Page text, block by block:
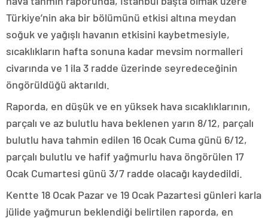
Türkiye’nin aka bir bölümünü etkisi altına meydan
soğuk ve yağışlı havanın etkisini kaybetmesiyle,
sıcaklıkların hafta sonuna kadar mevsim normalleri
civarında ve 1 ila 3 radde üzerinde seyredeceğinin
öngörüldüğü aktarıldı.
Raporda, en düşük ve en yüksek hava sıcaklıklarının,
parçalı ve az bulutlu hava beklenen yarın 8/12, parçalı
bulutlu hava tahmin edilen 16 Ocak Cuma günü 6/12,
parçalı bulutlu ve hafif yağmurlu hava öngörülen 17
Ocak Cumartesi günü 3/7 radde olacağı kaydedildi.
Kentte 18 Ocak Pazar ve 19 Ocak Pazartesi günleri karla
jülide yağmurun beklendiği belirtilen raporda, en